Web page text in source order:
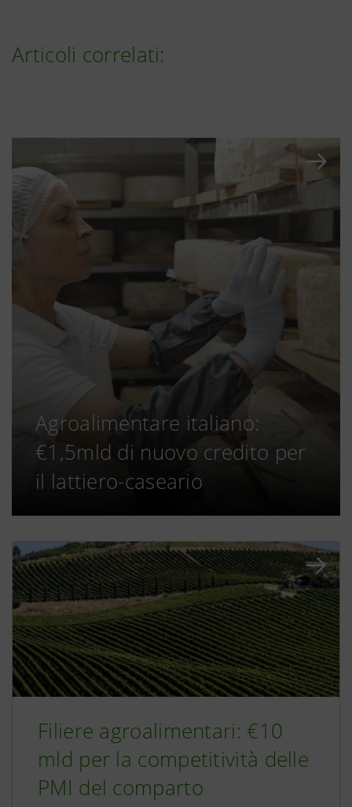
Articoli correlati:
Agroalimentare italiano:
€1,5mld di nuovo credito per
il lattiero-caseario
Filiere agroalimentari: €10
mld per la competitività delle
PMI del comparto